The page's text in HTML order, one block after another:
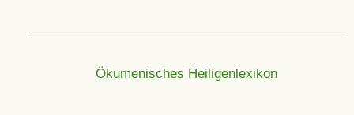
Ökumenisches Heiligenlexikon